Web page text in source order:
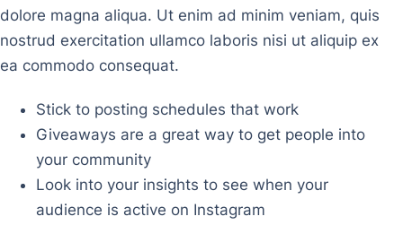
dolore magna aliqua. Ut enim ad minim veniam, quis
nostrud exercitation ullamco laboris nisi ut aliquip ex
ea commodo consequat.
Stick to posting schedules that work
Giveaways are a great way to get people into
your community
Look into your insights to see when your
audience is active on Instagram